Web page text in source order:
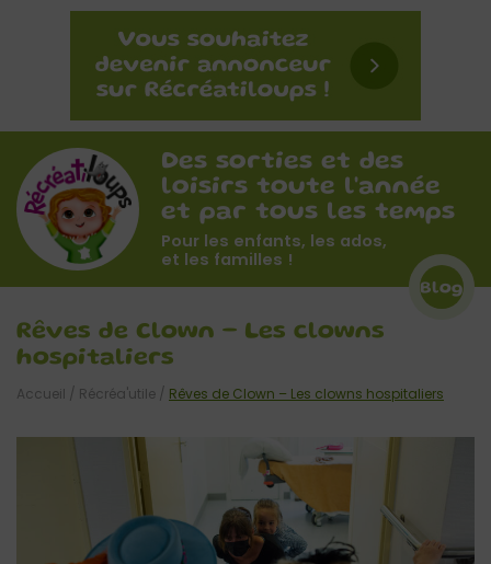
Des sorties et des
loisirs toute l'année
et par tous les temps
Pour les enfants, les ados,
et les familles !
Blog
Rêves de Clown – Les clowns
hospitaliers
Accueil / Récréa'utile / Rêves de Clown – Les clowns hospitaliers